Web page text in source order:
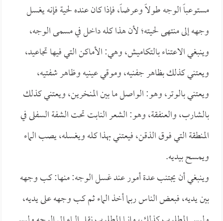
مستوعباً الوجه طولاً وعرضاً، فإذا كان عنده لحية فإنه يغسل
وجهه إلى منتهى لحيته؛ لأن هذا كله داخل في مسمى الوجه،
وينبغي الاعتناء بالتكاميش، وهي: الأماكن التي فيها تجاعيد،
ويعتني كذلك بظاهر جفنيه، وموقي عينيه وظاهر شفتيه،
ويعتني بالوتر، وهو: الواصل ما بين المنخرين، ويعتني كذلك
بالشارب، والعنفقة، وهو: الشعر النابت تحت الشفة السفلى في
المنطقة التي فوق الذقن، فيعتني بهذا كله ويغسله، يصب الماء
ويمسح بيديه.
وينبغي أن يجتنب عدة أمور عند غسل الوجه: منها: كب وجهه
بين يديه، فبعض الناس ربما أخذ الماء ثم كب وجهه على يديه،